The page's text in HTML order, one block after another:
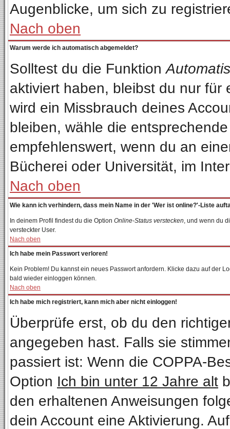
Augenblicke, um sich zu
Nach oben
Warum werde ich automatisch abgemeldet?
Solltest du die Funktion
aktiviert haben, bleibst du nur
wird ein Missbrauch deines
bleiben, wähle die
empfehlenswert, wenn du an
Bücherei oder Universität, im
Nach oben
Wie kann ich verhindern, dass mein Name in der 'Wer ist online?'-Liste
In deinem Profil findest du die Option Online-Status verstecken, und wenn du
versteckter User.
Nach oben
Ich habe mein Passwort verloren!
Kein Problem! Du kannst ein neues Passwort anfordern. Klicke dazu auf der
bald wieder einloggen können.
Nach oben
Ich habe mich registriert, kann mich aber nicht einloggen!
Überprüfe erst, ob du den
angegeben hast. Falls sie
passiert ist: Wenn die COPPA-
Option Ich bin unter 12 Jahre alt
den erhaltenen Anweisungen
dein Account eine Aktivierung.